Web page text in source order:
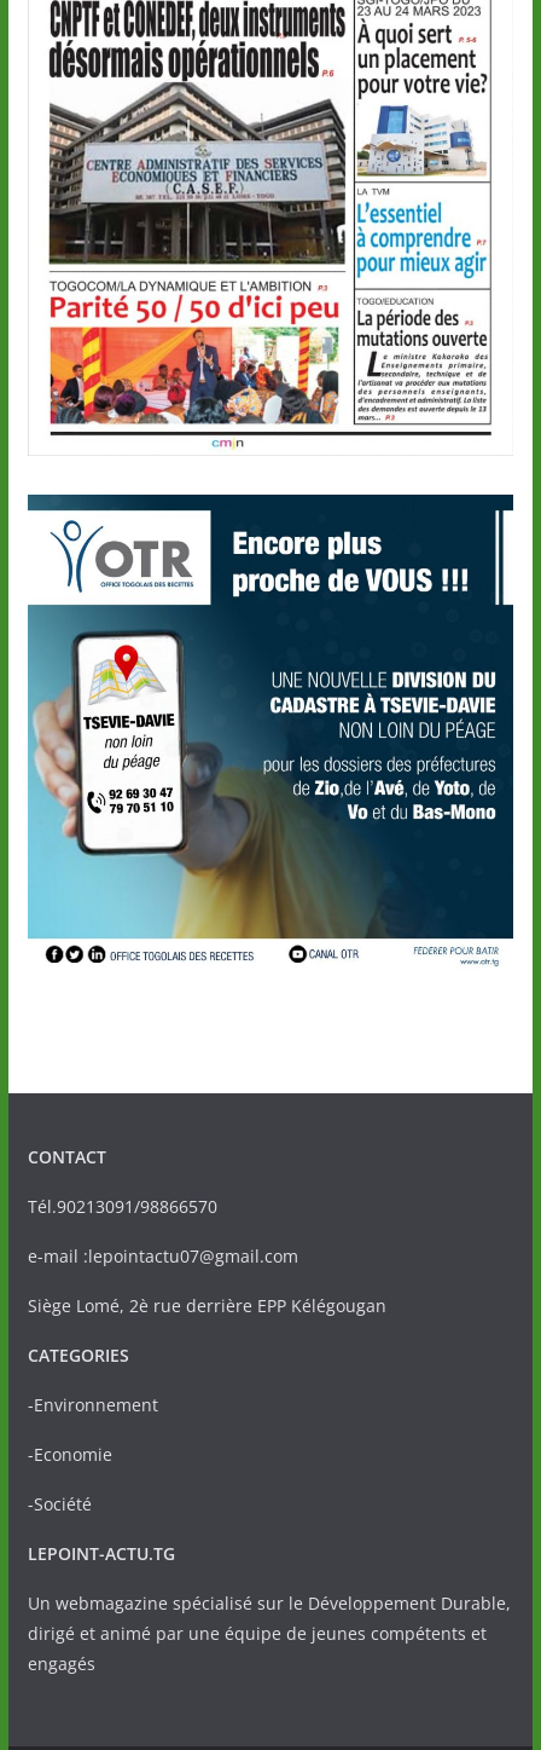
CONTACT
Tél.90213091/98866570
e-mail :lepointactu07@gmail.com
Siège Lomé, 2è rue derrière EPP Kélégougan
CATEGORIES
-Environnement
-Economie
-Société
LEPOINT-ACTU.TG
Un webmagazine spécialisé sur le Développement Durable,
dirigé et animé par une équipe de jeunes compétents et
engagés